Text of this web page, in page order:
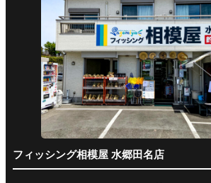
フィッシング相模屋 水郷田名店